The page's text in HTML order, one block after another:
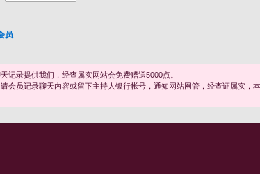
员
记录提供我们，经查属实网站会免费赠送5000点。
会员记录聊天内容或留下主持人银行帐号，通知网站网管，经查证属实，